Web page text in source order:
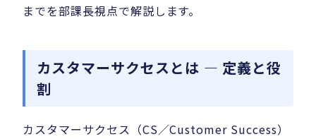
までを部課長視点で解説します。
カスタマーサクセスとは — 定義と役
割
カスタマーサクセス（CS／Customer Success）